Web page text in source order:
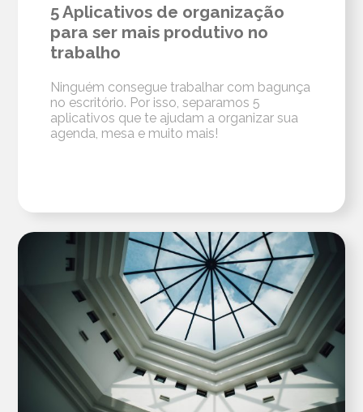
5 Aplicativos de organização
para ser mais produtivo no
trabalho
Ninguém consegue trabalhar com bagunça
no escritório. Por isso, separamos 5
aplicativos que te ajudam a organizar sua
agenda, mesa e muito mais!